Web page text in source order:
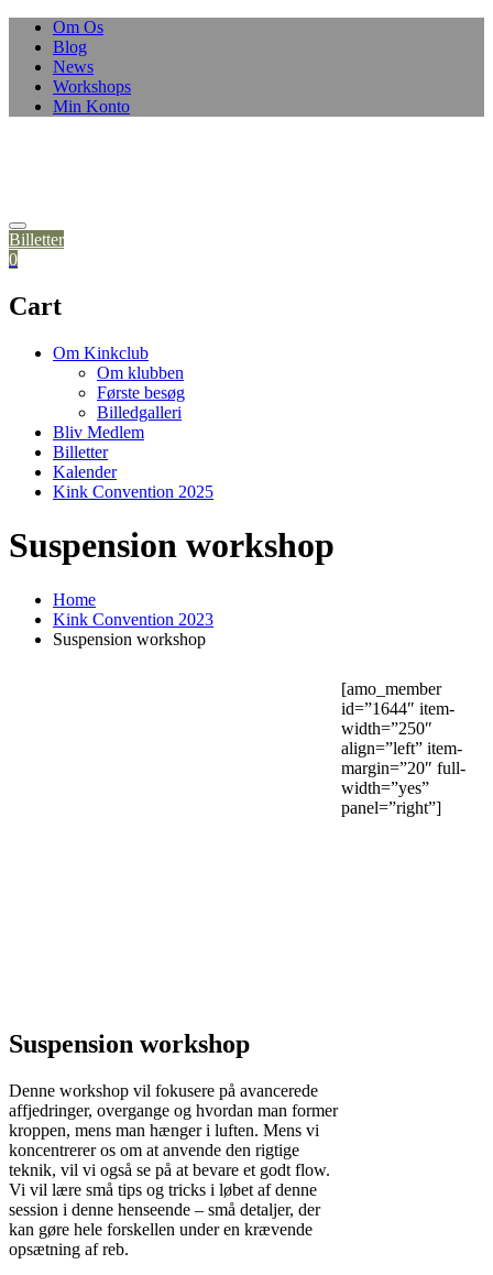
Om Os
Blog
News
Workshops
Min Konto
Billetter
0
Cart
Om Kinkclub
Om klubben
Første besøg
Billedgalleri
Bliv Medlem
Billetter
Kalender
Kink Convention 2025
Suspension workshop
Home
Kink Convention 2023
Suspension workshop
Suspension workshop
Denne workshop vil fokusere på avancerede
affjedringer, overgange og hvordan man former
kroppen, mens man hænger i luften. Mens vi
koncentrerer os om at anvende den rigtige
teknik, vil vi også se på at bevare et godt flow.
Vi vil lære små tips og tricks i løbet af denne
session i denne henseende – små detaljer, der
kan gøre hele forskellen under en krævende
opsætning af reb.
[amo_member
id=”1644″ item-
width=”250″
align=”left” item-
margin=”20″ full-
width=”yes”
panel=”right”]